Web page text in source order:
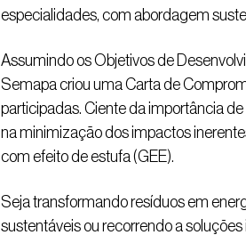
especialidades, com abordagem
Assumindo os Objetivos de
Semapa criou uma Carta de
participadas. Ciente da importância
na minimização dos impactos
com efeito de estufa (GEE).
Seja transformando resíduos em
sustentáveis ou recorrendo a